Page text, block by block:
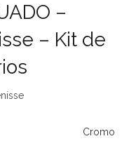
–
– Kit de
Cromo